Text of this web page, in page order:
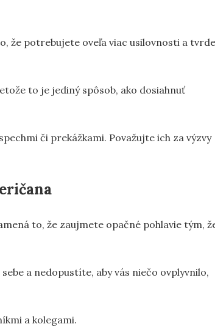
že potrebujete oveľa viac usilovnosti a
to je jediný spôsob, ako dosiahnuť
či prekážkami. Považujte ich za výzvy
to, že zaujmete opačné pohlavie tým,
a nedopustíte, aby vás niečo ovplyvnilo,
a kolegami.